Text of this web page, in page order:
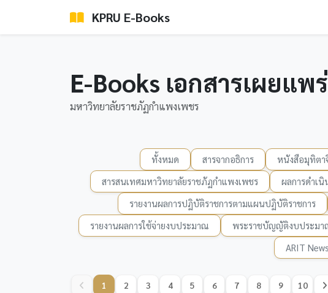
KPRU E-Books
E-Books เอกสารเผยแ
มหาวิทยาลัยราชภัฏกำแพงเพชร
ทั้งหมด สารจากอธิการ หนังสือมุทิตา
สารสนเทศมหาวิทยาลัยราชภัฏกำแพงเพชร
ผลการดำเ
รายงานผลการปฏิบัติราชการตามแผนปฏิบัติราชการ
รายงานผลการใช้จ่ายงบประมาณ
พระราชบัญญัติงบประมา
ARIT
1 2 3 4 5 6 7 8 9 10